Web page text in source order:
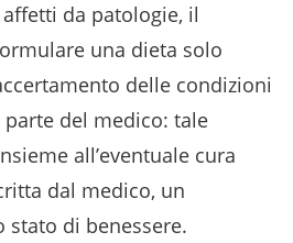
da patologie, il
una dieta solo
delle condizioni
del medico: tale
all’eventuale cura
dal medico, un
di benessere.